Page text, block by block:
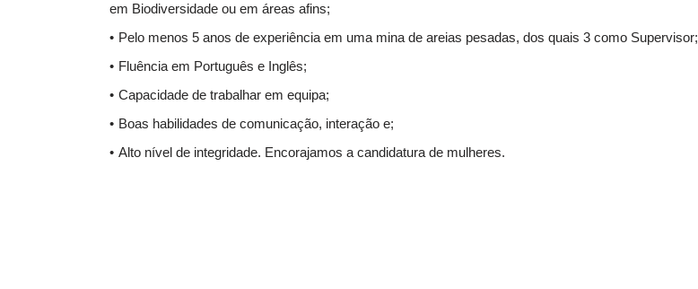
em Biodiversidade ou em áreas afins;
Pelo menos 5 anos de experiência em uma mina de areias pesadas, dos quais 3 como Supervisor;
Fluência em Português e Inglês;
Capacidade de trabalhar em equipa;
Boas habilidades de comunicação, interação e;
Alto nível de integridade. Encorajamos a candidatura de mulheres.